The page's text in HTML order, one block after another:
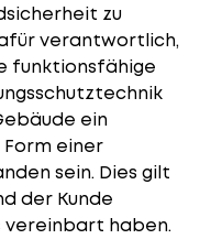
zu
verantwortlich,
funktionsfähige
ein
einer
sein. Dies gilt
der Kunde
vereinbart haben.